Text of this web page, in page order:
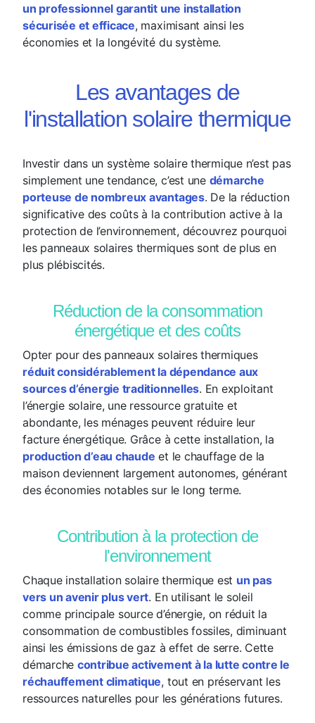
un professionnel garantit une installation
sécurisée et efficace, maximisant ainsi les
économies et la longévité du système.
Les avantages de
l'installation solaire thermique
Investir dans un système solaire thermique n’est pas
simplement une tendance, c’est une démarche
porteuse de nombreux avantages. De la réduction
significative des coûts à la contribution active à la
protection de l’environnement, découvrez pourquoi
les panneaux solaires thermiques sont de plus en
plus plébiscités.
Réduction de la consommation
énergétique et des coûts
Opter pour des panneaux solaires thermiques
réduit considérablement la dépendance aux
sources d’énergie traditionnelles. En exploitant
l’énergie solaire, une ressource gratuite et
abondante, les ménages peuvent réduire leur
facture énergétique. Grâce à cette installation, la
production d’eau chaude et le chauffage de la
maison deviennent largement autonomes, générant
des économies notables sur le long terme.
Contribution à la protection de
l'environnement
Chaque installation solaire thermique est un pas
vers un avenir plus vert. En utilisant le soleil
comme principale source d’énergie, on réduit la
consommation de combustibles fossiles, diminuant
ainsi les émissions de gaz à effet de serre. Cette
démarche contribue activement à la lutte contre le
réchauffement climatique, tout en préservant les
ressources naturelles pour les générations futures.